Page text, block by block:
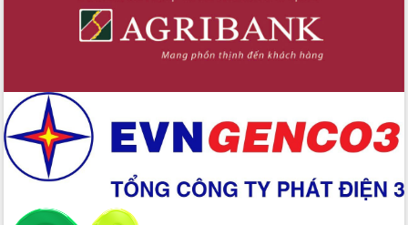
Xã Ea Drăng thúc đẩy phong trào “Bình
dân học vụ số”, phát triển khoa học,
Công an tỉnh Đắk Lắk đẩy mạnh cải
cách hành chính, thích ứng chuyển đổi
số, đáp ứng yêu cầu nhiệm vụ trong
tình hình mới
Xã Ea Knuếc nâng tầm đặc sản địa
phương trên nền tảng số
Đắk Lắk tập huấn triển khai 100 ngày